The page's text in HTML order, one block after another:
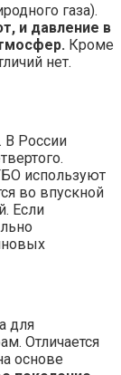
газа).
и давление в
Кроме
нет.
В России
используют
во впускной
Если
для
Отличается
основе